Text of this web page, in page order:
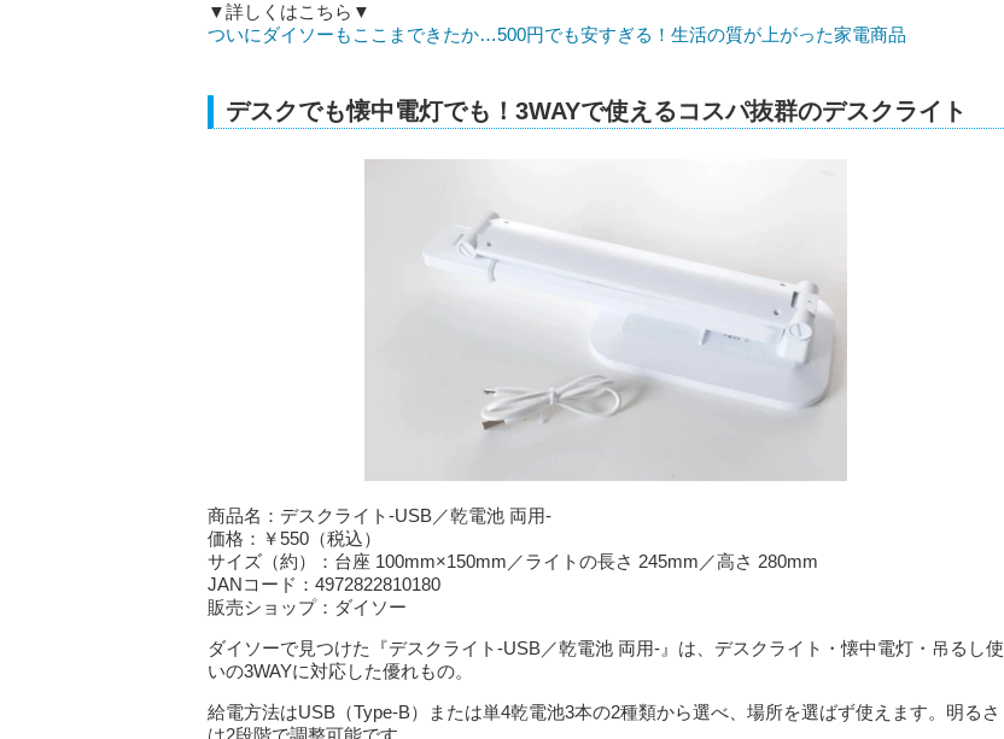
▼詳しくはこちら▼
ついにダイソーもここまできたか…500円でも安すぎる！生活の質が上がった家電商品
デスクでも懐中電灯でも！3WAYで使えるコスパ抜群のデスクライト
商品名：デスクライト-USB／乾電池 両用-
価格：￥550（税込）
サイズ（約）：台座 100mm×150mm／ライトの長さ 245mm／高さ 280mm
JANコード：4972822810180
販売ショップ：ダイソー
ダイソーで見つけた『デスクライト-USB／乾電池 両用-』は、デスクライト・懐中電灯・吊るし使
いの3WAYに対応した優れもの。
給電方法はUSB（Type-B）または単4乾電池3本の2種類から選べ、場所を選ばず使えます。明るさ